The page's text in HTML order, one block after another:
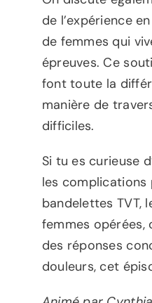
de l’expérience
de femmes qui
épreuves. Ce
font toute la
manière de
difficiles.
Si tu es curieuse
les complications
bandelettes TVT,
femmes opérées,
des réponses
douleurs, cet